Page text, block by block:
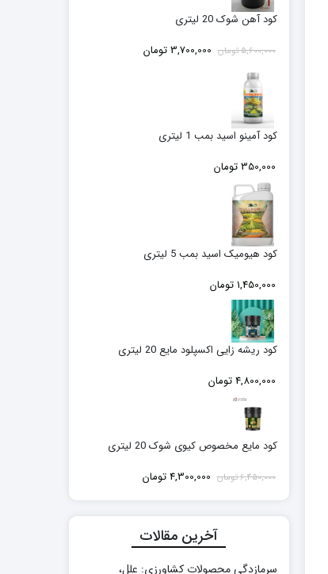
کود آهن شوک 20 لیتری
5,600,000تومان قیمت
3,700,000 تومان
کود آمینو اسید بمب 1 لیتری
350,000 تومان
کود هیومیک اسید بمب 5 لیتری
1,450,000 تومان
کود ریشه زایی اکسپلود مایع 20 لیتری
4,800,000 تومان
کود مایع مخصوص کیوی شوک 20 لیتری
6,450,000تومان قیمت
بود.
4,300,000 تومان
آخرین مقالات
سرمازدگی محصولات کشاورزی: علل،